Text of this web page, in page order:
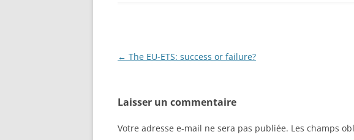
o
Navigation
← The EU-ETS: success or failure?
Laisser un commentaire
Votre adresse e-mail ne sera pas publiée. Les champs